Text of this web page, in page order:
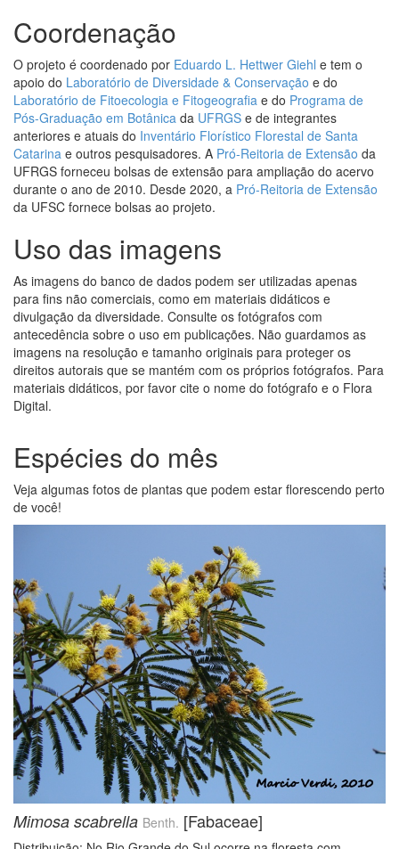
Coordenação
O projeto é coordenado por Eduardo L. Hettwer Giehl e tem o
apoio do Laboratório de Diversidade & Conservação e do
Laboratório de Fitoecologia e Fitogeografia e do Programa de
Pós-Graduação em Botânica da UFRGS e de integrantes
anteriores e atuais do Inventário Florístico Florestal de Santa
Catarina e outros pesquisadores. A Pró-Reitoria de Extensão da
UFRGS forneceu bolsas de extensão para ampliação do acervo
durante o ano de 2010. Desde 2020, a Pró-Reitoria de Extensão
da UFSC fornece bolsas ao projeto.
Uso das imagens
As imagens do banco de dados podem ser utilizadas apenas
para fins não comerciais, como em materiais didáticos e
divulgação da diversidade. Consulte os fotógrafos com
antecedência sobre o uso em publicações. Não guardamos as
imagens na resolução e tamanho originais para proteger os
direitos autorais que se mantém com os próprios fotógrafos. Para
materiais didáticos, por favor cite o nome do fotógrafo e o Flora
Digital.
Espécies do mês
Veja algumas fotos de plantas que podem estar florescendo perto
de você!
Mimosa scabrella Benth. [Fabaceae]